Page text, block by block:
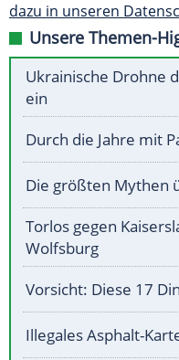
dazu in unseren
Unsere Themen-
Ukrainische Drohne
ein
Durch die Jahre mit
Die größten Mythen
Torlos gegen
Wolfsburg
Vorsicht: Diese 17
Illegales Asphalt-